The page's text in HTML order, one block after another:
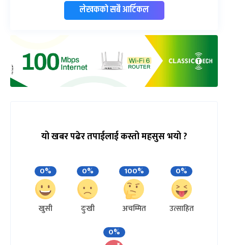
लेखकको सबै आर्टिकल
यो खबर पढेर तपाईलाई कस्तो महसुस भयो ?
0%
खुसी
0%
दुःखी
100%
अचम्मित
0%
उत्साहित
0%